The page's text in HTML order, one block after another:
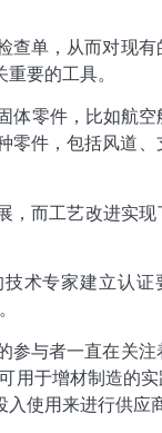
单，从而对现
要的工具。
零件，比如航
件，包括风道
而工艺改进实
专家建立认证
与者一直在关
用于增材制造的
使用来进行供应